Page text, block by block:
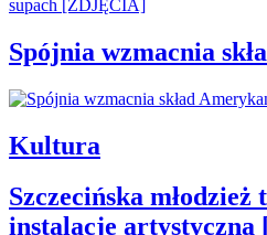
Spójnia wzmacnia
Kultura
Szczecińska
instalację artystyczną